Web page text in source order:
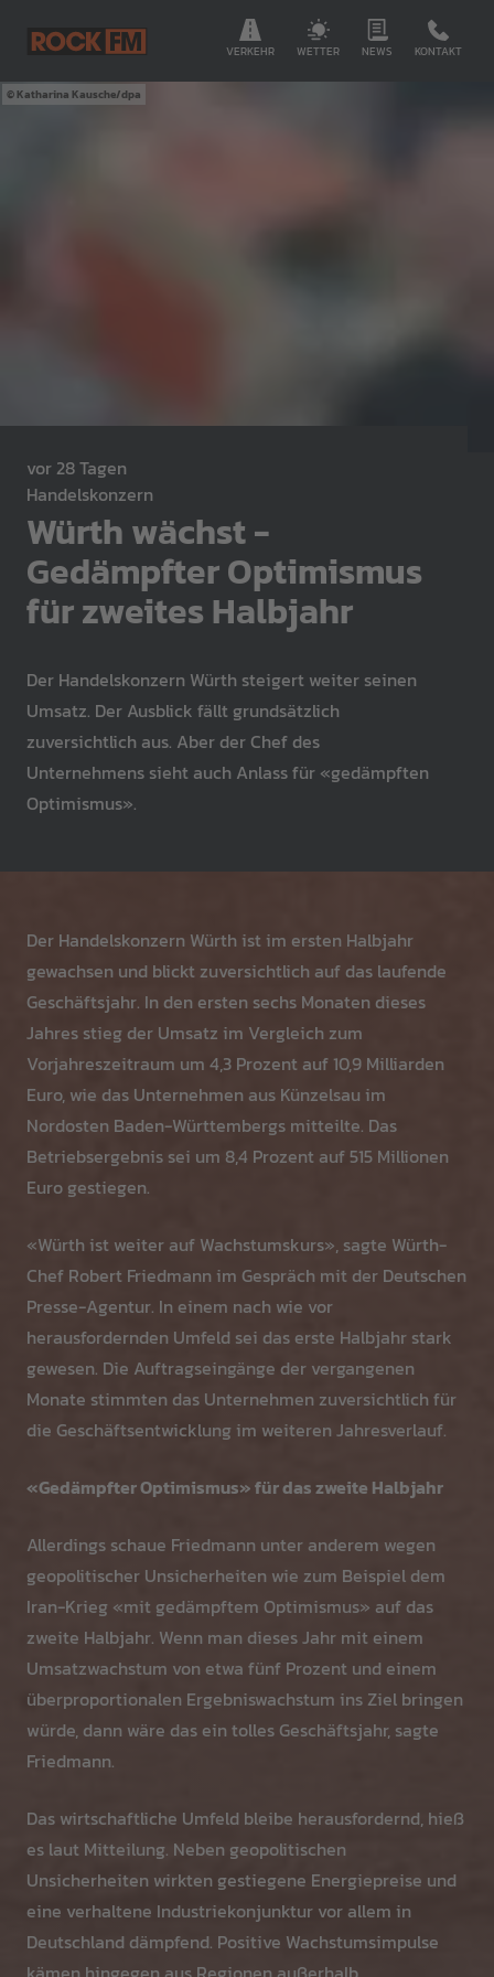
VERKEHR WETTER NEWS KONTAKT
Katharina Kausche/dpa
vor 28 Tagen
Handelskonzern
Würth wächst -
Gedämpfter Optimismus
für zweites Halbjahr
Der Handelskonzern Würth steigert weiter seinen
Umsatz. Der Ausblick fällt grundsätzlich
zuversichtlich aus. Aber der Chef des
Unternehmens sieht auch Anlass für «gedämpften
Optimismus».
Der Handelskonzern Würth ist im ersten Halbjahr
gewachsen und blickt zuversichtlich auf das laufende
Geschäftsjahr. In den ersten sechs Monaten dieses
Jahres stieg der Umsatz im Vergleich zum
Vorjahreszeitraum um 4,3 Prozent auf 10,9 Milliarden
Euro, wie das Unternehmen aus Künzelsau im
Nordosten Baden-Württembergs mitteilte. Das
Betriebsergebnis sei um 8,4 Prozent auf 515 Millionen
Euro gestiegen.
«Würth ist weiter auf Wachstumskurs», sagte Würth-
Chef Robert Friedmann im Gespräch mit der Deutschen
Presse-Agentur. In einem nach wie vor
herausfordernden Umfeld sei das erste Halbjahr stark
gewesen. Die Auftragseingänge der vergangenen
Monate stimmten das Unternehmen zuversichtlich für
die Geschäftsentwicklung im weiteren Jahresverlauf.
«Gedämpfter Optimismus» für das zweite Halbjahr
Allerdings schaue Friedmann unter anderem wegen
geopolitischer Unsicherheiten wie zum Beispiel dem
Iran-Krieg «mit gedämpftem Optimismus» auf das
zweite Halbjahr. Wenn man dieses Jahr mit einem
Umsatzwachstum von etwa fünf Prozent und einem
überproportionalen Ergebniswachstum ins Ziel bringen
würde, dann wäre das ein tolles Geschäftsjahr, sagte
Friedmann.
Das wirtschaftliche Umfeld bleibe herausfordernd, hieß
es laut Mitteilung. Neben geopolitischen
Unsicherheiten wirkten gestiegene Energiepreise und
eine verhaltene Industriekonjunktur vor allem in
Deutschland dämpfend. Positive Wachstumsimpulse